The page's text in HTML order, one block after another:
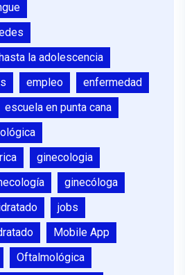
la adolescencia
empleo
enfermedad
escuela en punta cana
ginecologia
ginecóloga
jobs
Mobile App
Oftalmológica